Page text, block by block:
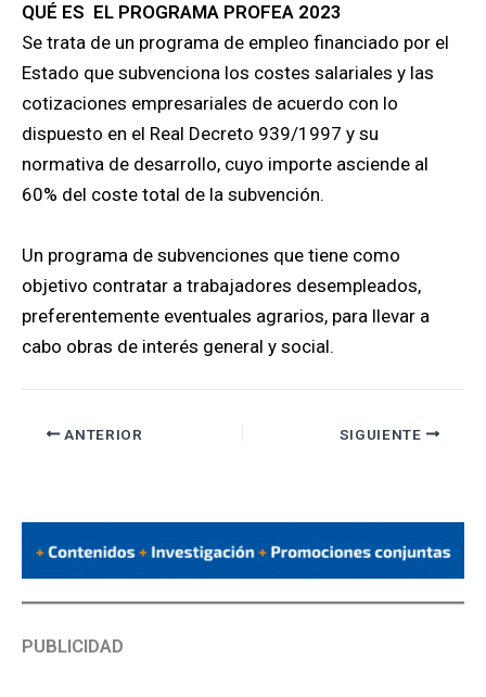
QUÉ ES EL PROGRAMA PROFEA 2023
Se trata de un programa de empleo financiado por el
Estado que subvenciona los costes salariales y las
cotizaciones empresariales de acuerdo con lo
dispuesto en el Real Decreto 939/1997 y su
normativa de desarrollo, cuyo importe asciende al
60% del coste total de la subvención.
Un programa de subvenciones que tiene como
objetivo contratar a trabajadores desempleados,
preferentemente eventuales agrarios, para llevar a
cabo obras de interés general y social.
ANTERIOR SIGUIENTE
PUBLICIDAD